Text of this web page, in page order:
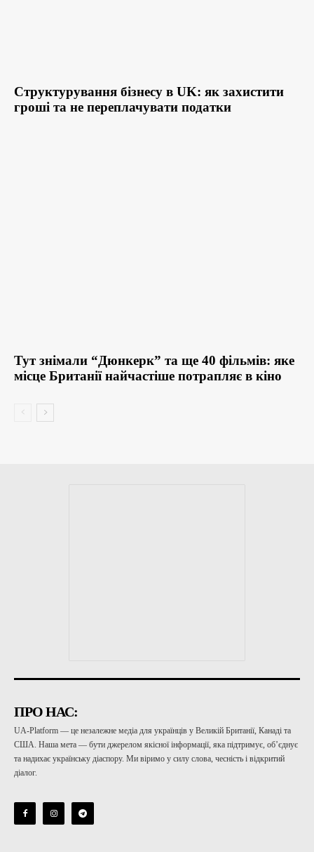
Структурування бізнесу в UK: як захистити
гроші та не переплачувати податки
Тут знімали “Дюнкерк” та ще 40 фільмів: яке
місце Британії найчастіше потрапляє в кіно
ПРО НАС:
UA-Platform — це незалежне медіа для українців у Великій Британії, Канаді та
США. Наша мета — бути джерелом якісної інформації, яка підтримує, об’єднує
та надихає українську діаспору. Ми віримо у силу слова, чесність і відкритий
діалог.